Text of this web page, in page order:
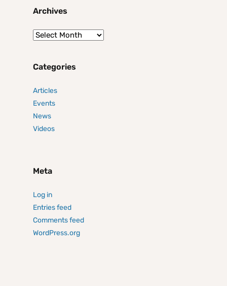
Archives
Categories
Articles
Events
News
Videos
Meta
Log in
Entries feed
Comments feed
WordPress.org